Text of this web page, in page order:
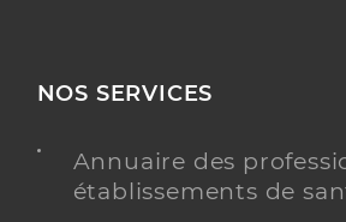
NOS SERVICES
Annuaire des
établissements de